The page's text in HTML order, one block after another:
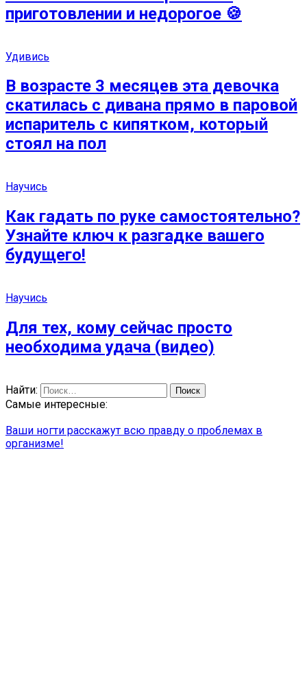
приготовлении и недорогое 🍪
Удивись
В возрасте 3 месяцев эта девочка
скатилась с дивана прямо в паровой
испаритель с кипятком, который
стоял на пол
Научись
Как гадать по руке самостоятельно?
Узнайте ключ к разгадке вашего
будущего!
Научись
Для тех, кому сейчас просто
необходима удача (видео)
Найти:
Самые интересные:
Ваши ногти расскажут всю правду о проблемах в
организме!